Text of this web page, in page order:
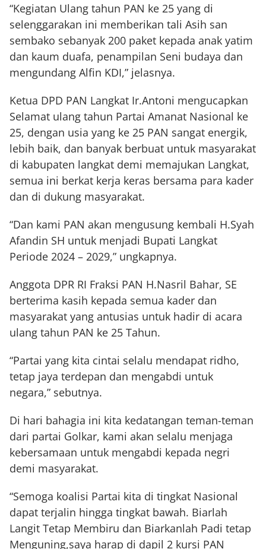
“Kegiatan Ulang tahun PAN ke 25 yang di
selenggarakan ini memberikan tali Asih san
sembako sebanyak 200 paket kepada anak yatim
dan kaum duafa, penampilan Seni budaya dan
mengundang Alfin KDI,” jelasnya.
Ketua DPD PAN Langkat Ir.Antoni mengucapkan
Selamat ulang tahun Partai Amanat Nasional ke
25, dengan usia yang ke 25 PAN sangat energik,
lebih baik, dan banyak berbuat untuk masyarakat
di kabupaten langkat demi memajukan Langkat,
semua ini berkat kerja keras bersama para kader
dan di dukung masyarakat.
“Dan kami PAN akan mengusung kembali H.Syah
Afandin SH untuk menjadi Bupati Langkat
Periode 2024 – 2029,” ungkapnya.
Anggota DPR RI Fraksi PAN H.Nasril Bahar, SE
berterima kasih kepada semua kader dan
masyarakat yang antusias untuk hadir di acara
ulang tahun PAN ke 25 Tahun.
“Partai yang kita cintai selalu mendapat ridho,
tetap jaya terdepan dan mengabdi untuk
negara,” sebutnya.
Di hari bahagia ini kita kedatangan teman-teman
dari partai Golkar, kami akan selalu menjaga
kebersamaan untuk mengabdi kepada negri
demi masyarakat.
“Semoga koalisi Partai kita di tingkat Nasional
dapat terjalin hingga tingkat bawah. Biarlah
Langit Tetap Membiru dan Biarkanlah Padi tetap
Menguning,saya harap di dapil 2 kursi PAN